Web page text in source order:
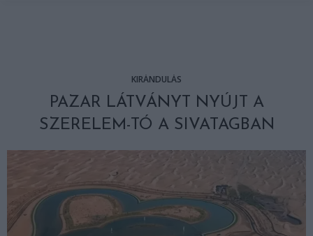
KIRÁNDULÁS
PAZAR LÁTVÁNYT NYÚJT A
SZERELEM-TÓ A SIVATAGBAN